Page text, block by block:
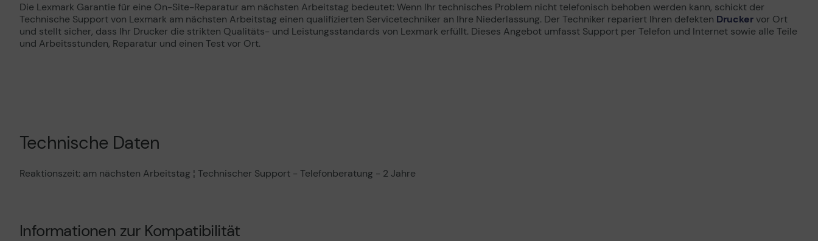
Die Lexmark Garantie für eine On-Site-Reparatur am nächsten Arbeitstag bedeutet: Wenn Ihr technisches Problem nicht telefonisch behoben werden kann, schickt der
Technische Support von Lexmark am nächsten Arbeitstag einen qualifizierten Servicetechniker an Ihre Niederlassung. Der Techniker repariert Ihren defekten Drucker vor Ort
und stellt sicher, dass Ihr Drucker die strikten Qualitäts- und Leistungsstandards von Lexmark erfüllt. Dieses Angebot umfasst Support per Telefon und Internet sowie alle Teile
und Arbeitsstunden, Reparatur und einen Test vor Ort.
Technische Daten
Reaktionszeit: am nächsten Arbeitstag ¦ Technischer Support - Telefonberatung - 2 Jahre
Informationen zur Kompatibilität